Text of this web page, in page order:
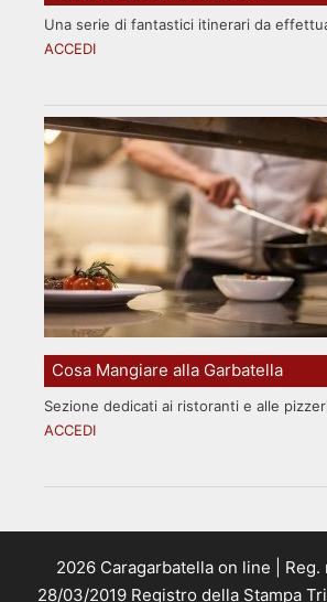
Una serie di fantastici itinerari da
ACCEDI
Cosa Mangiare alla Garbatella
Sezione dedicati ai ristoranti e alle
ACCEDI
2026 Caragarbatella on line |
28/03/2019 Registro della Stampa